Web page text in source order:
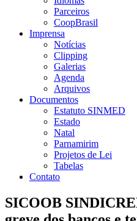
Parceiros
CoopBrasil
Imprensa
Notícias
Clipping
Galerias
Agenda
Arquivos
Documentos
Estatuto SINMED
Estado
Natal
Parnamirim
Projetos de Lei
Tabelas
Contato
SICOOB